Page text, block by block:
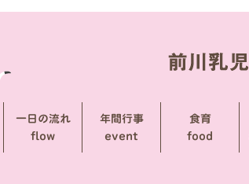
一日の流れ
flow
年間行事
event
食育
food